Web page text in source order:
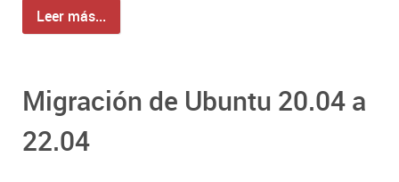
Leer más...
Migración de Ubuntu 20.04 a
22.04